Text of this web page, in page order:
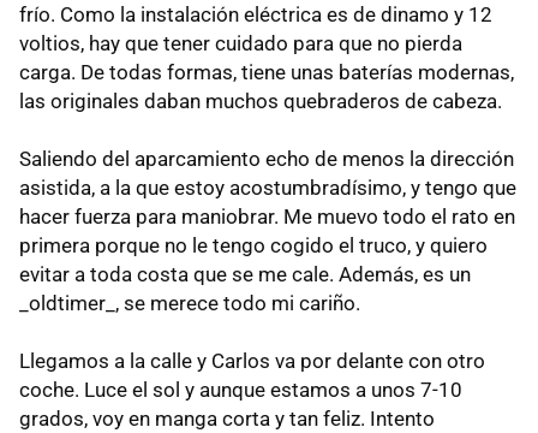
frío. Como la instalación eléctrica es de dinamo y 12
voltios, hay que tener cuidado para que no pierda
carga. De todas formas, tiene unas baterías modernas,
las originales daban muchos quebraderos de cabeza.
Saliendo del aparcamiento echo de menos la dirección
asistida, a la que estoy acostumbradísimo, y tengo que
hacer fuerza para maniobrar. Me muevo todo el rato en
primera porque no le tengo cogido el truco, y quiero
evitar a toda costa que se me cale. Además, es un
_oldtimer_, se merece todo mi cariño.
Llegamos a la calle y Carlos va por delante con otro
coche. Luce el sol y aunque estamos a unos 7-10
grados, voy en manga corta y tan feliz. Intento